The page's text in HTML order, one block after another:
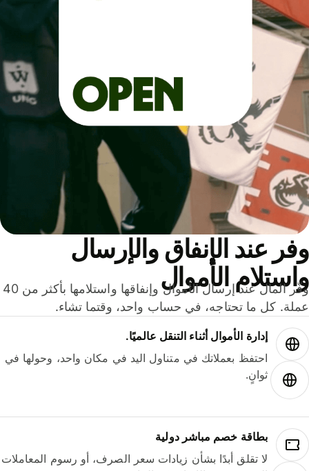
عند الإنفاق والإرسال
الأموال
وفّر المال عند إرسال الأموال وإنفاقها واستلامها بأكثر من 40
كل ما تحتاجه، في حساب واحد، وقتما تشاء.
إدارة الأموال أثناء التنقل عالميًا.
احتفظ بعملاتك في متناول اليد في مكان واحد، وحولها في
ثوانٍ.
بطاقة خصم مباشر دولية
لا تقلق أبدًا بشأن زيادات سعر الصرف، أو رسوم المعاملات